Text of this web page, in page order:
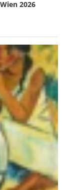
2026